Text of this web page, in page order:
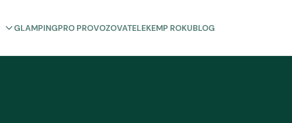
GLAMPINGPRO PROVOZOVATELEKEMP ROKUBLOG